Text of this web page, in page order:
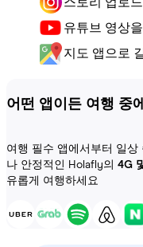
유튜브 영상
지도 앱으로
어떤 앱이든 여행 중
여행 필수 앱에서부터 일상
나 안정적인 Holafly의 4G
유롭게 여행하세요